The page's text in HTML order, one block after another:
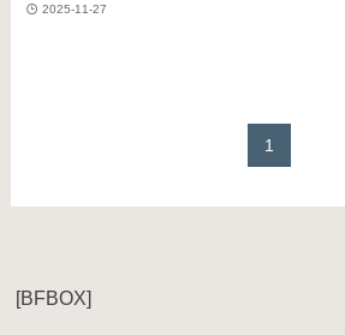
2025-11-27
1
[BFBOX]